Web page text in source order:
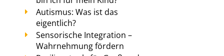
Autismus: Was ist das
eigentlich?
Sensorische Integration –
Wahrnehmung fördern